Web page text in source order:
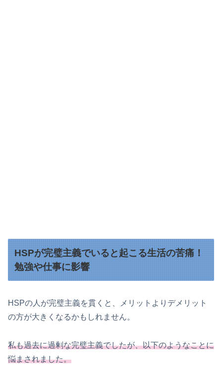
HSPが完璧主義でいると起こる生活の苦痛！
勉強や仕事に影響
HSPの人が完璧主義を貫くと、メリットよりデメリット
の方が大きくなるかもしれません。
私も過去に過剰な完璧主義でしたが、以下のようなことに
悩まされました。